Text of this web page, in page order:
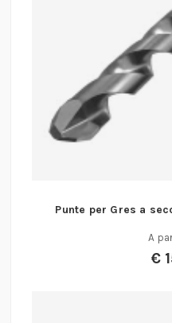
Punte per Gres a
A
€